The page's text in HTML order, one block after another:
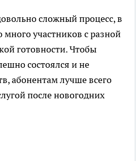
сложный процесс, в
участников с разной
готовности. Чтобы
состоялся и не
абонентам лучше всего
после новогодних